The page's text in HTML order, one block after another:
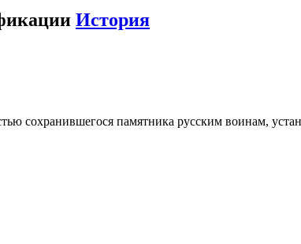
История
сохранившегося памятника русским воинам,